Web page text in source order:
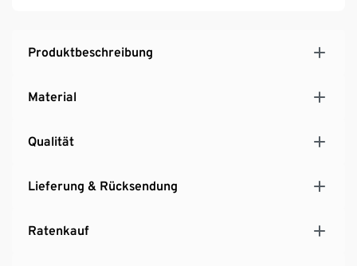
Produktbeschreibung
Material
Qualität
Lieferung & Rücksendung
Ratenkauf